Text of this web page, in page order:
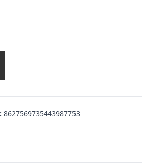
8627569735443987753